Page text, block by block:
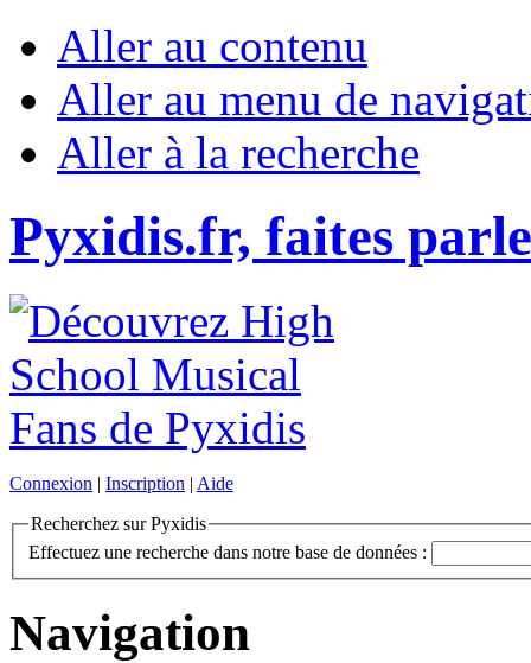
Aller au contenu
Aller au menu de
Aller à la recherche
Pyxidis.fr, faites
Connexion | Inscription | Aide
Recherchez sur Pyxidis
Effectuez une recherche dans notre base de données :
Navigation